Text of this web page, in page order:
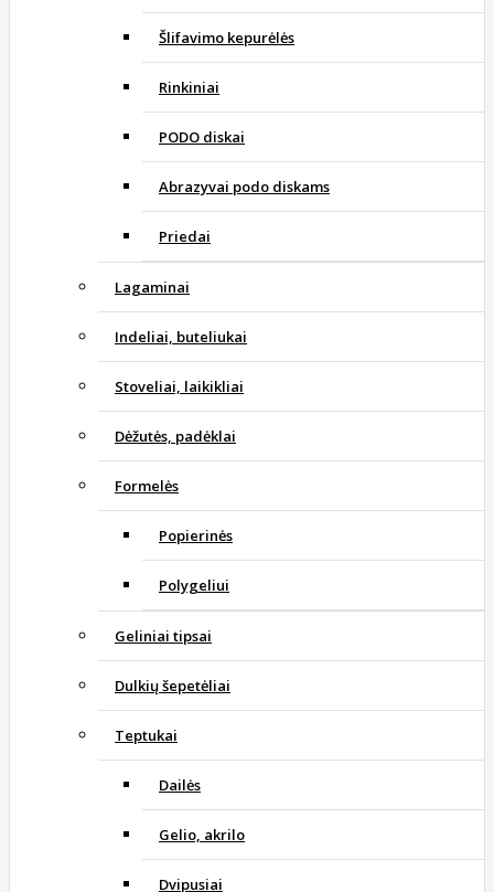
Šlifavimo kepurėlės
Rinkiniai
PODO diskai
Abrazyvai podo diskams
Priedai
Lagaminai
Indeliai, buteliukai
Stoveliai, laikikliai
Dėžutės, padėklai
Formelės
Popierinės
Polygeliui
Geliniai tipsai
Dulkių šepetėliai
Teptukai
Dailės
Gelio, akrilo
Dvipusiai